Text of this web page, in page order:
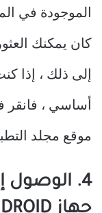
الموجودة في
كان يمكنك
موقع مجلد
4. الوصول